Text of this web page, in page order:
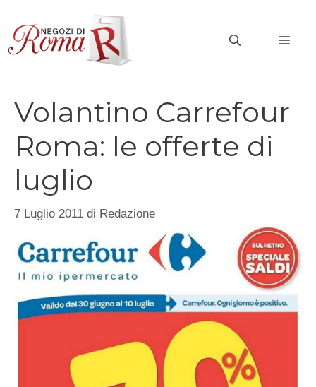
contenuto
Volantino Carrefour
Roma: le offerte di
luglio
7 Luglio 2011 di Redazione